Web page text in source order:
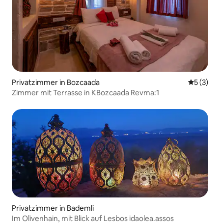
Privatzimmer in Bozcaada
5 (3)
Zimmer mit Terrasse in KBozcaada Revma:1
Privatzimmer in Bademli
Im Olivenhain, mit Blick auf Lesbos idaolea.assos